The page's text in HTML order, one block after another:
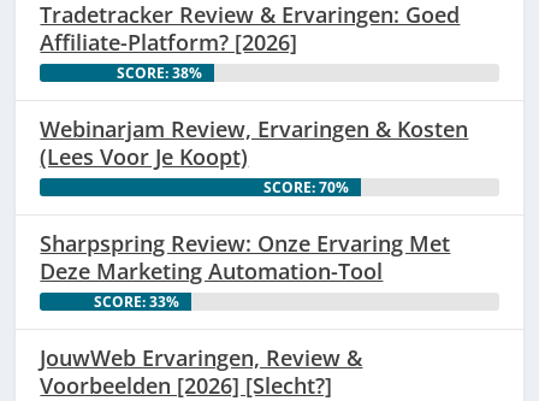
Tradetracker Review & Ervaringen: Goed
Affiliate-Platform? [2026]
SCORE: 38%
Webinarjam Review, Ervaringen & Kosten
(Lees Voor Je Koopt)
SCORE: 70%
Sharpspring Review: Onze Ervaring Met
Deze Marketing Automation-Tool
SCORE: 33%
JouwWeb Ervaringen, Review &
Voorbeelden [2026] [Slecht?]